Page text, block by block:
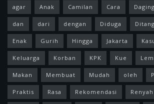
agar Anak Camilan Cara Daging
dan dari dengan Diduga
Enak Gurih Hingga Jakarta
Keluarga Korban KPK Kue
Makan Membuat Mudah oleh
Praktis Rasa Rekomendasi Renyah